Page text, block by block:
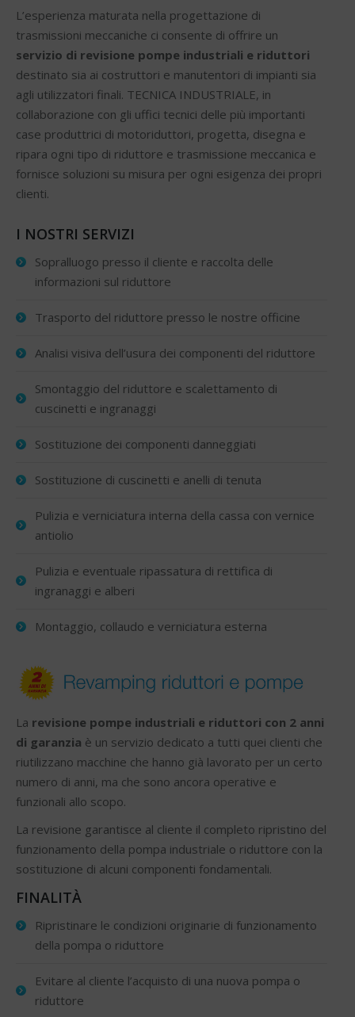
L’esperienza maturata nella progettazione di
trasmissioni meccaniche ci consente di offrire un
servizio di revisione pompe industriali e riduttori
destinato sia ai costruttori e manutentori di impianti sia
agli utilizzatori finali. TECNICA INDUSTRIALE, in
collaborazione con gli uffici tecnici delle più importanti
case produttrici di motoriduttori, progetta, disegna e
ripara ogni tipo di riduttore e trasmissione meccanica e
fornisce soluzioni su misura per ogni esigenza dei propri
clienti.
I NOSTRI SERVIZI
Sopralluogo presso il cliente e raccolta delle
informazioni sul riduttore
Trasporto del riduttore presso le nostre officine
Analisi visiva dell’usura dei componenti del riduttore
Smontaggio del riduttore e scalettamento di
cuscinetti e ingranaggi
Sostituzione dei componenti danneggiati
Sostituzione di cuscinetti e anelli di tenuta
Pulizia e verniciatura interna della cassa con vernice
antiolio
Pulizia e eventuale ripassatura di rettifica di
ingranaggi e alberi
Montaggio, collaudo e verniciatura esterna
La revisione pompe industriali e riduttori con 2 anni
di garanzia è un servizio dedicato a tutti quei clienti che
riutilizzano macchine che hanno già lavorato per un certo
numero di anni, ma che sono ancora operative e
funzionali allo scopo.
La revisione garantisce al cliente il completo ripristino del
funzionamento della pompa industriale o riduttore con la
sostituzione di alcuni componenti fondamentali.
FINALITÀ
Ripristinare le condizioni originarie di funzionamento
della pompa o riduttore
Evitare al cliente l’acquisto di una nuova pompa o
riduttore